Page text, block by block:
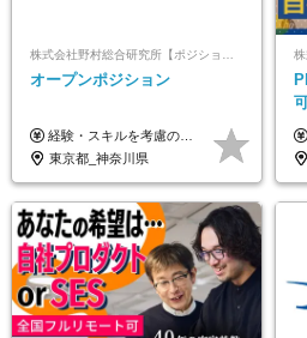
株式会社野村総合研究所【ポジションマッチ登録】
オープンポジション
経験・スキルを考慮の上、決定します。
東京都_神奈川県